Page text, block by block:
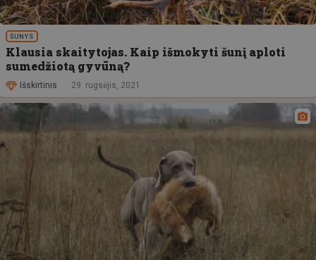
ŠUNYS
Klausia skaitytojas. Kaip išmokyti šunį aploti
sumedžiotą gyvūną?
Išskirtinis 29. rugsėjis, 2021